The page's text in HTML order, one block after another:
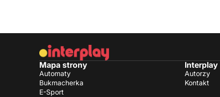
Mapa strony
Automaty
Bukmacherka
E-Sport
Interplay
Autorzy
Kontakt